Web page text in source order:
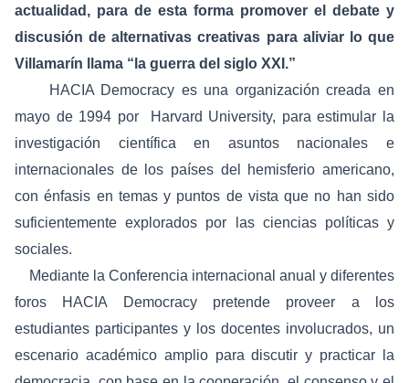
actualidad, para de esta forma promover el debate y
discusión de alternativas creativas para aliviar lo que
Villamarín llama “la guerra del siglo XXI.”
HACIA Democracy es una organización creada en
mayo de 1994 por Harvard University, para estimular la
investigación científica en asuntos nacionales e
internacionales de los países del hemisferio americano,
con énfasis en temas y puntos de vista que no han sido
suficientemente explorados por las ciencias políticas y
sociales.
Mediante la Conferencia internacional anual y diferentes
foros HACIA Democracy pretende proveer a los
estudiantes participantes y los docentes involucrados, un
escenario académico amplio para discutir y practicar la